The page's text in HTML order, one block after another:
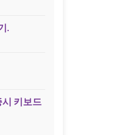
.
키보드